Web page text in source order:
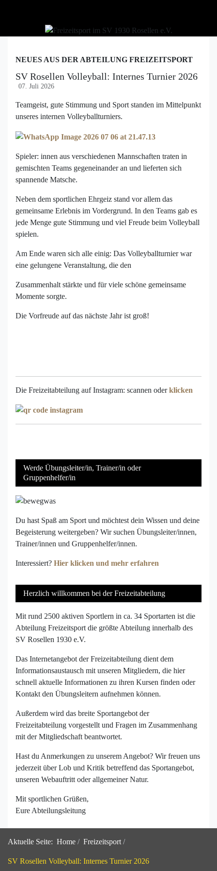
NEUES AUS DER ABTEILUNG FREIZEITSPORT
SV Rosellen Volleyball: Internes Turnier 2026
07. Juli 2026
Teamgeist, gute Stimmung und Sport standen im Mittelpunkt
unseres internen Volleyballturniers.
Spieler: innen aus verschiedenen Mannschaften traten in
gemischten Teams gegeneinander an und lieferten sich
spannende Matsche.
Neben dem sportlichen Ehrgeiz stand vor allem das
gemeinsame Erlebnis im Vordergrund. In den Teams gab es
jede Menge gute Stimmung und viel Freude beim Volleyball
spielen.
Am Ende waren sich alle einig: Das Volleyballturnier war
eine gelungene Veranstaltung, die den
Zusammenhalt stärkte und für viele schöne gemeinsame
Momente sorgte.
Die Vorfreude auf das nächste Jahr ist groß!
Die Freizeitabteilung auf Instagram: scannen oderklicken
Werde Übungsleiter/in, Trainer/in oder
Gruppenhelfer/in
Du hast Spaß am Sport und möchtest dein Wissen und deine
Begeisterung weitergeben? Wir suchen Übungsleiter/innen,
Trainer/innen und Gruppenhelfer/innen.
Interessiert? Hier klicken und mehr erfahren
Herzlich willkommen bei der Freizeitabteilung
Mit rund 2500 aktiven Sportlern in ca. 34 Sportarten ist die
Abteilung Freizeitsport die größte Abteilung innerhalb des
SV Rosellen 1930 e.V.
Das Internetangebot der Freizeitabteilung dient dem
Informationsaustausch mit unseren Mitgliedern, die hier
schnell aktuelle Informationen zu ihren Kursen finden oder
Kontakt den Übungsleitern aufnehmen können.
Außerdem wird das breite Sportangebot der
Freizeitabteilung vorgestellt und Fragen im Zusammenhang
mit der Mitgliedschaft beantwortet.
Hast du Anmerkungen zu unserem Angebot? Wir freuen uns
jederzeit über Lob und Kritik betreffend das Sportangebot,
unseren Webauftritt oder allgemeiner Natur.
Mit sportlichen Grüßen,
Eure Abteilungsleitung
Aktuelle Seite: Home Freizeitsport
SV Rosellen Volleyball: Internes Turnier 2026